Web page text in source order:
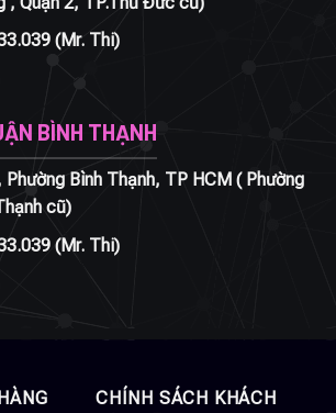
(Mr. Thi)
BÌNH THẠNH
Bình Thạnh, TP HCM ( Phường
cũ)
(Mr. Thi)
CHÍNH SÁCH KHÁCH